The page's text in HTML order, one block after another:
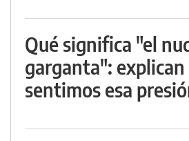
Qué significa "el
garganta":
sentimos esa